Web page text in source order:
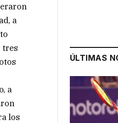
a
tres
a
los
ÚLTIMAS